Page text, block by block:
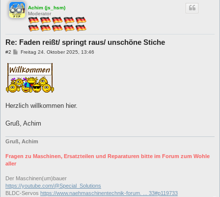
Achim (js_hsm)
Moderator
Re: Faden reißt/ springt raus/ unschöne Stiche
#2
B
i
t
r
a
g
Freitag 24. Oktober 2025, 13:46
Herzlich willkommen hier.
Gruß, Achim
Gruß, Achim
Fragen zu Maschinen, Ersatzteilen und Reparaturen bitte im Forum zum Wohle
aller
Der Maschinen(um)bauer
https://youtube.com/@Special_Solutions
BLDC-Servos https://www.naehmaschinentechnik-forum. ... 33#p119733